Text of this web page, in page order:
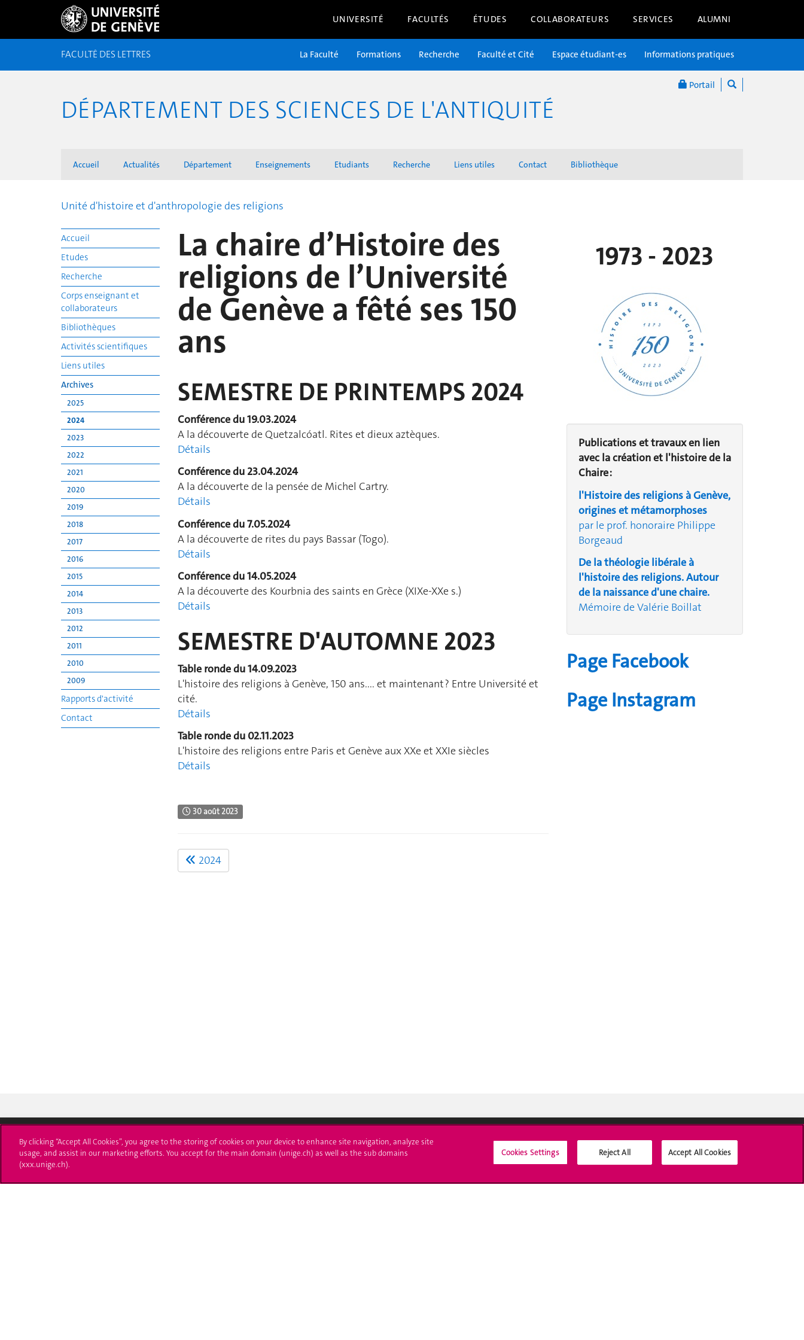
UNIVERSITÉ FACULTÉS ÉTUDES COLLABORATEURS SERVICES ALUMNI
Portail
FACULTÉ DES LETTRES La Faculté Formations Recherche Faculté et Cité Espace étudiant-es Informations pratiques
DÉPARTEMENT DES SCIENCES DE L'ANTIQUITÉ
Accueil Actualités Département Enseignements Etudiants Recherche Liens utiles Contact Bibliothèque
Unité d'histoire et d'anthropologie des religions
Accueil
Etudes
Recherche
Corps enseignant et
collaborateurs
Bibliothèques
Activités scientifiques
Liens utiles
Archives
2025
2024
2023
2022
2021
2020
2019
2018
2017
2016
2015
2014
2013
2012
2011
2010
2009
Rapports d'activité
Contact
La chaire d’Histoire des
religions de l’Université
de Genève a fêté ses 150
ans
SEMESTRE DE PRINTEMPS 2024
Conférence du 19.03.2024
A la découverte de Quetzalcóatl. Rites et dieux aztèques.
Détails
Conférence du 23.04.2024
A la découverte de la pensée de Michel Cartry.
Détails
Conférence du 7.05.2024
A la découverte de rites du pays Bassar (Togo).
Détails
Conférence du 14.05.2024
A la découverte des Kourbnia des saints en Grèce (XIXe-XXe s.)
Détails
SEMESTRE D'AUTOMNE 2023
Table ronde du 14.09.2023
L'histoire des religions à Genève, 150 ans.... et maintenant ? Entre Université et
cité.
Détails
Table ronde du 02.11.2023
L'histoire des religions entre Paris et Genève aux XXe et XXIe siècles
Détails
30 août 2023
2024
1973 - 2023
Publications et travaux en lien
avec la création et l'histoire de la
Chaire :
l'Histoire des religions à Genève,
origines et métamorphoses
par le prof. honoraire Philippe
Borgeaud
De la théologie libérale à
l'histoire des religions. Autour
de la naissance d'une chaire.
Mémoire de Valérie Boillat
Page Facebook
Page Instagram
Université de Genève
24 rue du Général-Dufour
S'inscrire à l'UNIGE
Immatriculations
L'UNIGE vous informe
UNIGE Mobile
Médias sociaux UNIGE
By clicking “Accept All Cookies”, you agree to the storing of cookies on your device to enhance site navigation, analyze site
usage, and assist in our marketing efforts. You accept for the main domain (unige.ch) as well as the sub domains
(xxx.unige.ch).
Cookies Settings Reject All Accept All Cookies